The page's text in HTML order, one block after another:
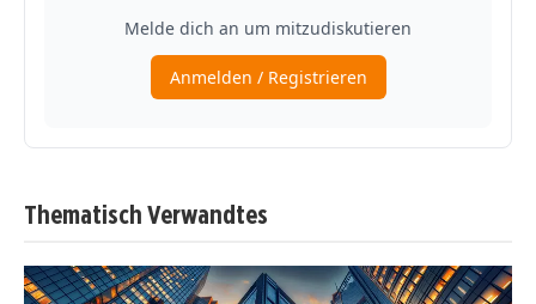
Thematisch Verwandtes